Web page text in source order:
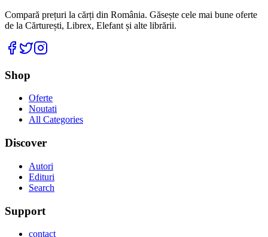
Compară prețuri la cărți din România. Găsește cele mai bune oferte
de la Cărturești, Librex, Elefant și alte librării.
Facebook
Twitter
Shop
Oferte
Noutati
All Categories
Discover
Autori
Edituri
Search
Support
contact